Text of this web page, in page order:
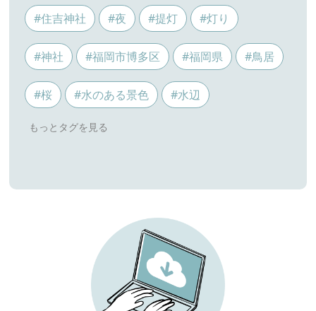
#住吉神社 #夜 #提灯 #灯り
#神社 #福岡市博多区 #福岡県 #鳥居
#桜 #水のある景色 #水辺